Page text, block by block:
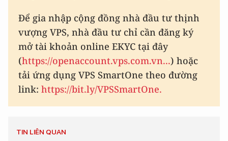
Để gia nhập cộng đồng nhà đầu tư thịnh
vượng VPS, nhà đầu tư chỉ cần đăng ký
mở tài khoản online EKYC tại đây
(https://openaccount.vps.com.vn...) hoặc
tải ứng dụng VPS SmartOne theo đường
link: https://bit.ly/VPSSmartOne.
TIN LIÊN QUAN